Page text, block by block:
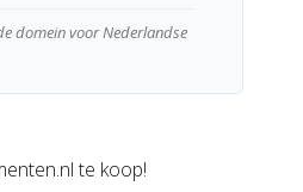
domein voor Nederlandse
te koop!